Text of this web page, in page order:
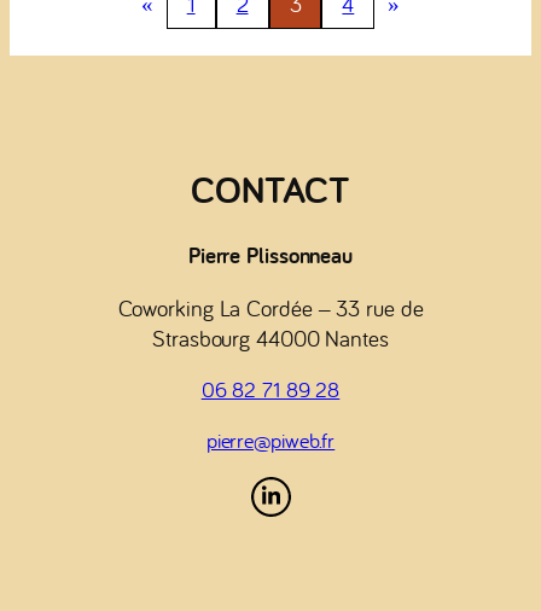
de
paiement
nouveau
de
Prestashop
CONTACT
Pierre Plissonneau
Coworking La Cordée – 33 rue de
Strasbourg 44000 Nantes
06 82 71 89 28
pierre@piweb.fr